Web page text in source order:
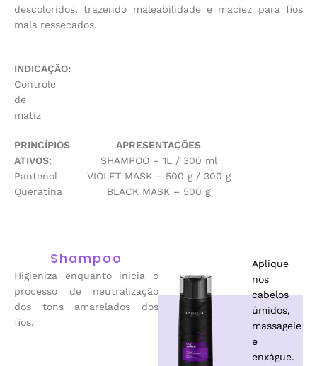
descoloridos, trazendo maleabilidade e maciez para fios
mais ressecados.
INDICAÇÃO:
Controle
de
matiz
PRINCÍPIOS
ATIVOS:
Pantenol
Queratina
APRESENTAÇÕES
SHAMPOO – 1L / 300 ml
VIOLET MASK – 500 g / 300 g
BLACK MASK – 500 g
Shampoo
Higieniza enquanto inicia o
processo de neutralização
dos tons amarelados dos
fios.
Aplique
nos
cabelos
úmidos,
massageie
e
enxágue.